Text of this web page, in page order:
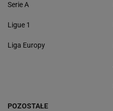
Serie A
Ligue 1
Liga Europy
POZOSTAŁE